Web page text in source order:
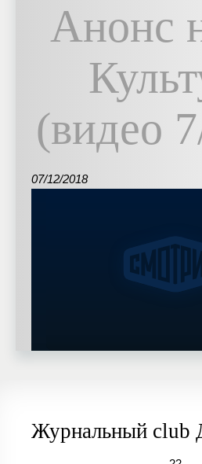
Анонс
(видео
07/12/2018
Журнальный club